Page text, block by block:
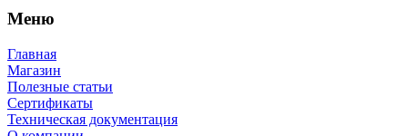
Меню
Главная
Магазин
Полезные статьи
Сертификаты
Техническая документация